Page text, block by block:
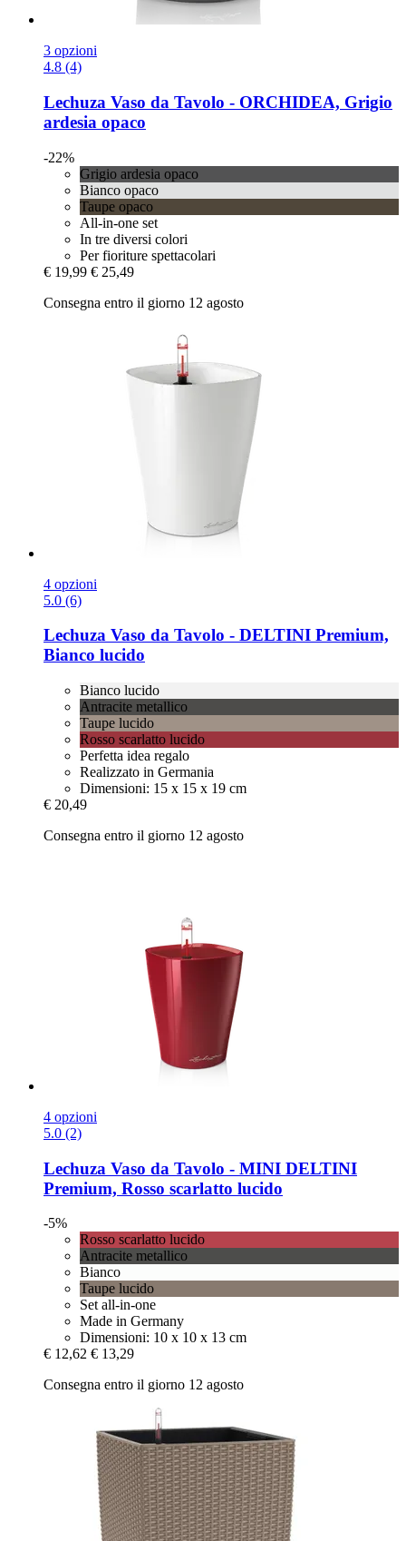
3 opzioni
4.8 (4)
Lechuza Vaso da Tavolo -​ ORCHIDEA, Grigio
ardesia opaco
-22%
Grigio ardesia opaco
Bianco opaco
Taupe opaco
All-in-one set
In tre diversi colori
Per fioriture spettacolari
€ 19,99 € 25,49
Consegna entro il giorno 12 agosto
4 opzioni
5.0 (6)
Lechuza Vaso da Tavolo -​ DELTINI Premium,
Bianco lucido
Bianco lucido
Antracite metallico
Taupe lucido
Rosso scarlatto lucido
Perfetta idea regalo
Realizzato in Germania
Dimensioni: 15 x 15 x 19 cm
€ 20,49
Consegna entro il giorno 12 agosto
4 opzioni
5.0 (2)
Lechuza Vaso da Tavolo -​ MINI DELTINI
Premium, Rosso scarlatto lucido
-5%
Rosso scarlatto lucido
Antracite metallico
Bianco
Taupe lucido
Set all-in-one
Made in Germany
Dimensioni: 10 x 10 x 13 cm
€ 12,62 € 13,29
Consegna entro il giorno 12 agosto